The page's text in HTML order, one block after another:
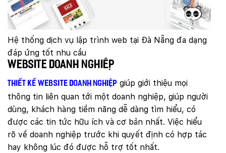
Hệ thống dịch vụ lập trình web tại Đà Nẵng đa dạng
đáp ứng tốt nhu cầu
Website doanh nghiệp
Thiết kế website doanh nghiệp giúp giới thiệu mọi
thông tin liên quan tới một doanh nghiệp, giúp người
dùng, khách hàng tiềm năng dễ dàng tìm hiểu, có
được các tin tức hữu ích và cơ bản nhất. Việc hiểu
rõ về doanh nghiệp trước khi quyết định có hợp tác
hay không lúc đó được hỗ trợ tốt nhất.